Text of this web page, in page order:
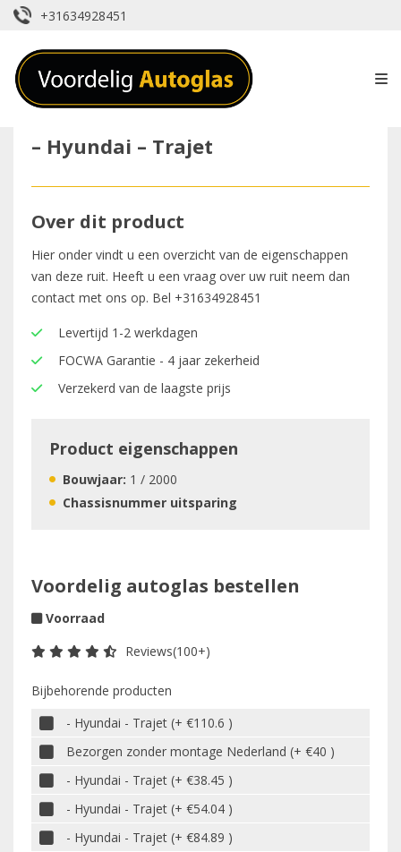
+31634928451
– Hyundai – Trajet
Over dit product
Hier onder vindt u een overzicht van de eigenschappen
van deze ruit. Heeft u een vraag over uw ruit neem dan
contact met ons op. Bel +31634928451
Levertijd 1-2 werkdagen
FOCWA Garantie - 4 jaar zekerheid
Verzekerd van de laagste prijs
Product eigenschappen
Bouwjaar: 1 / 2000
Chassisnummer uitsparing
Voordelig autoglas bestellen
Voorraad
Reviews(100+)
Bijbehorende producten
- Hyundai - Trajet (+ €110.6 )
Bezorgen zonder montage Nederland (+ €40 )
- Hyundai - Trajet (+ €38.45 )
- Hyundai - Trajet (+ €54.04 )
- Hyundai - Trajet (+ €84.89 )